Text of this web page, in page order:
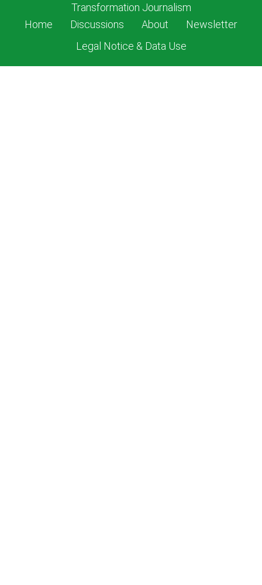
Transformation Journalism
Home
Discussions About
Newsletter
Legal Notice & Data Use